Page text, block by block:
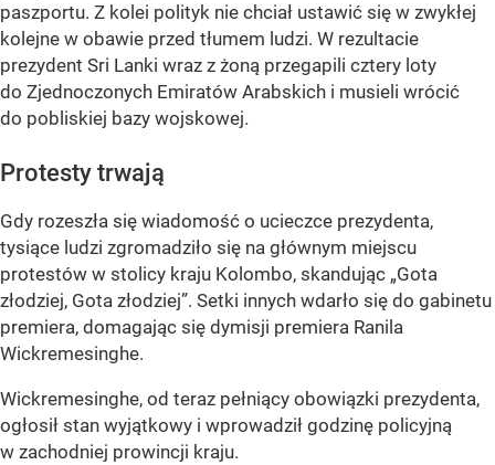
paszportu. Z kolei polityk nie chciał ustawić się w zwykłej
kolejne w obawie przed tłumem ludzi. W rezultacie
prezydent Sri Lanki wraz z żoną przegapili cztery loty
do Zjednoczonych Emiratów Arabskich i musieli wrócić
do pobliskiej bazy wojskowej.
Protesty trwają
Gdy rozeszła się wiadomość o ucieczce prezydenta,
tysiące ludzi zgromadziło się na głównym miejscu
protestów w stolicy kraju Kolombo, skandując „Gota
złodziej, Gota złodziej”. Setki innych wdarło się do gabinetu
premiera, domagając się dymisji premiera Ranila
Wickremesinghe.
Wickremesinghe, od teraz pełniący obowiązki prezydenta,
ogłosił stan wyjątkowy i wprowadził godzinę policyjną
w zachodniej prowincji kraju.